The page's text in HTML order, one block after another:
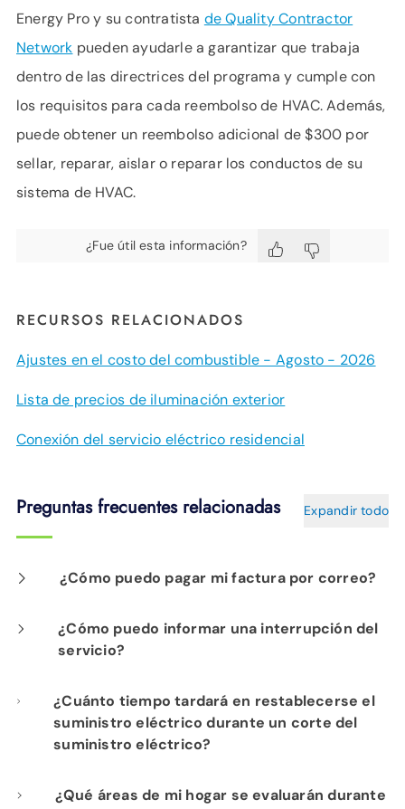
Energy Pro y su contratista de Quality Contractor
Network pueden ayudarle a garantizar que trabaja
dentro de las directrices del programa y cumple con
los requisitos para cada reembolso de HVAC. Además,
puede obtener un reembolso adicional de $300 por
sellar, reparar, aislar o reparar los conductos de su
sistema de HVAC.
¿Fue útil esta información?
RECURSOS RELACIONADOS
Ajustes en el costo del combustible - Agosto - 2026
Lista de precios de iluminación exterior
Conexión del servicio eléctrico residencial
Preguntas frecuentes relacionadas Expandir todo
¿Cómo puedo pagar mi factura por correo?
Envíe un cheque o giro postal a: EPB, PO Box
182255, Chattanooga, TN, 37422. Asegúrese
Fiber Optics.
¿Cómo puedo informar una interrupción del
servicio?
Las tres maneras más fáciles de reportar una
interrupción del servicio son en estapágina
webo desde su teléfono inteligente con la
¿Cuánto tiempo tardará en restablecerse el
suministro eléctrico durante un corte del
suministro eléctrico?
Depende de qué causó el corte de energía y
¿Qué áreas de mi hogar se evaluarán durante